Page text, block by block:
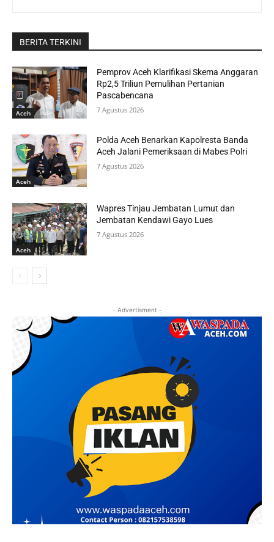
BERITA TERKINI
Aceh
Pemprov Aceh Klarifikasi Skema Anggaran
Rp2,5 Triliun Pemulihan Pertanian
Pascabencana
7 Agustus 2026
Aceh
Polda Aceh Benarkan Kapolresta Banda
Aceh Jalani Pemeriksaan di Mabes Polri
7 Agustus 2026
Aceh
Wapres Tinjau Jembatan Lumut dan
Jembatan Kendawi Gayo Lues
7 Agustus 2026
- Advertisment -